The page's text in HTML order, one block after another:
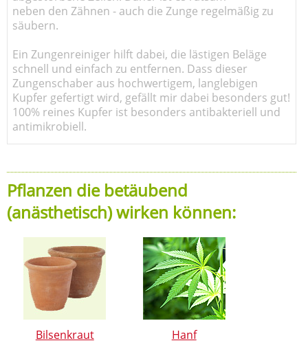
neben den Zähnen - auch die Zunge regelmäßig zu
säubern.
Ein Zungenreiniger hilft dabei, die lästigen Beläge
schnell und einfach zu entfernen. Dass dieser
Zungenschaber aus hochwertigem, langlebigen
Kupfer gefertigt wird, gefällt mir dabei besonders gut!
100% reines Kupfer ist besonders antibakteriell und
antimikrobiell.
Pflanzen die betäubend
(anästhetisch) wirken können:
Bilsenkraut Hanf